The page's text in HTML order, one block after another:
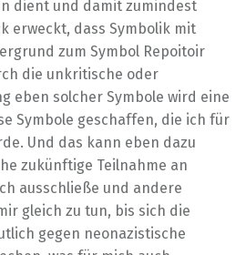
dient und damit zumindest
erweckt, dass Symbolik mit
zum Symbol Repoitoir
die unkritische oder
eben solcher Symbole wird eine
Symbole geschaffen, die ich für
Und das kann eben dazu
zukünftige Teilnahme an
ausschließe und andere
gleich zu tun, bis sich die
gegen neonazistische